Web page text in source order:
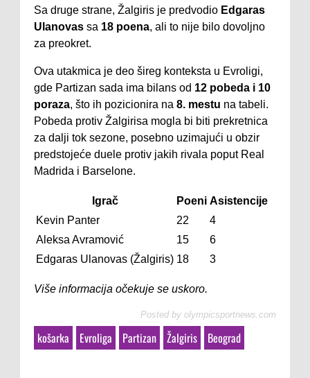
Sa druge strane, Žalgiris je predvodio Edgaras
Ulanovas sa 18 poena, ali to nije bilo dovoljno
za preokret.
Ova utakmica je deo šireg konteksta u Evroligi,
gde Partizan sada ima bilans od 12 pobeda i 10
poraza, što ih pozicionira na 8. mestu na tabeli.
Pobeda protiv Žalgirisa mogla bi biti prekretnica
za dalji tok sezone, posebno uzimajući u obzir
predstojeće duele protiv jakih rivala poput Real
Madrida i Barselone.
Igrač Poeni Asistencije
Kevin Panter
22
4
Aleksa Avramović
15
6
Edgaras Ulanovas (Žalgiris) 18 3
Više informacija očekuje se uskoro.
Posted by olympicsportnews.com
košarka Evroliga Partizan Žalgiris Beograd